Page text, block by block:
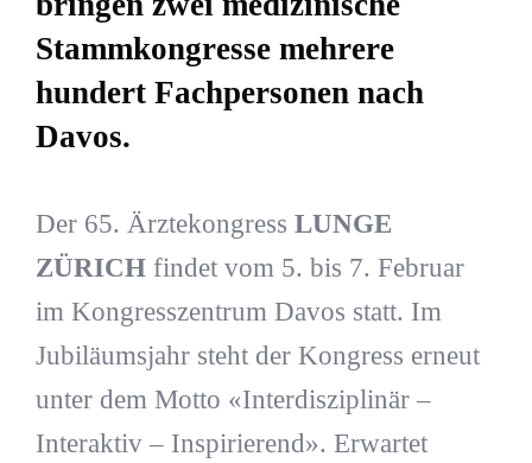
Stammkongresse mehrere
hundert Fachpersonen nach
Davos.
Der 65. Ärztekongress LUNGE
ZÜRICHfindet vom 5. bis 7. Februar
im Kongresszentrum Davos statt. Im
Jubiläumsjahr steht der Kongress erneut
unter dem Motto «Interdisziplinär –
Interaktiv – Inspirierend». Erwartet